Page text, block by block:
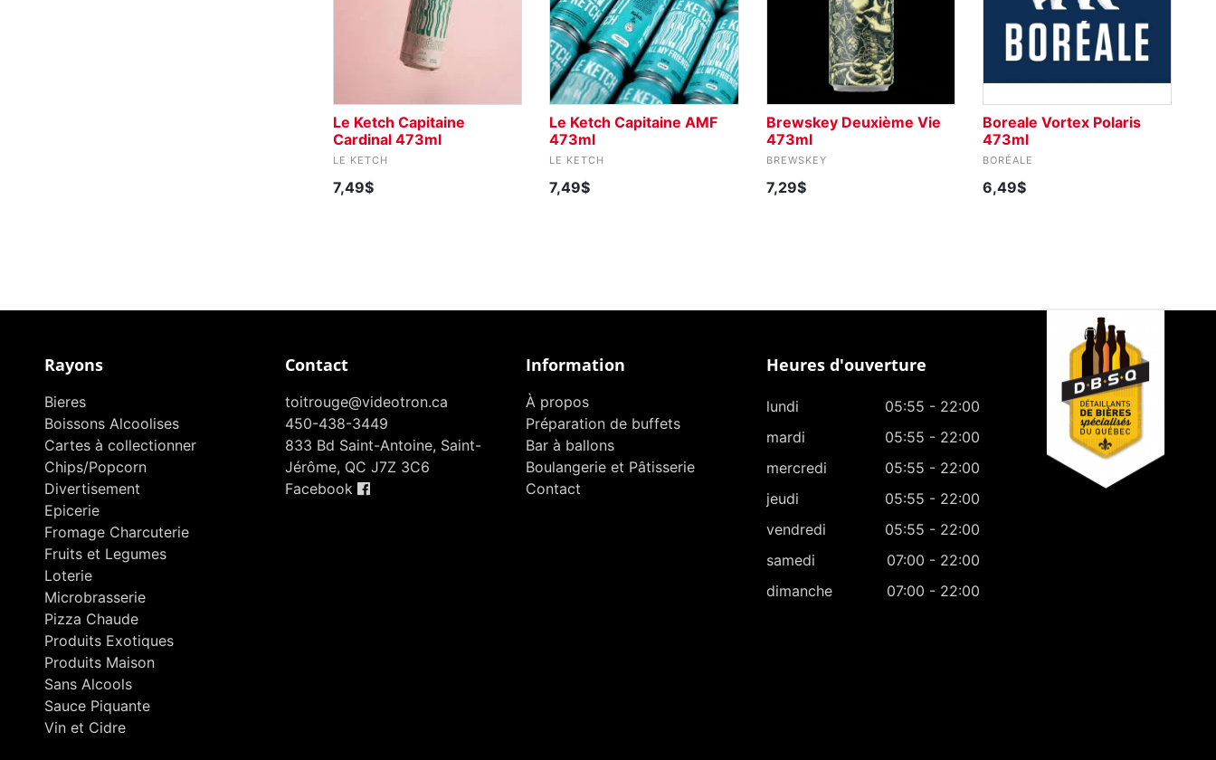
Le Ketch Capitaine
Cardinal 473ml
LE KETCH
7,49$
Le Ketch Capitaine AMF
473ml
LE KETCH
7,49$
Brewskey Deuxième Vie
473ml
BREWSKEY
7,29$
Boreale Vortex Polaris
473ml
BORÉALE
6,49$
Rayons
Bieres
Boissons Alcoolises
Cartes à collectionner
Chips/Popcorn
Divertisement
Epicerie
Fromage Charcuterie
Fruits et Legumes
Loterie
Microbrasserie
Pizza Chaude
Produits Exotiques
Produits Maison
Sans Alcools
Sauce Piquante
Vin et Cidre
Contact
toitrouge@videotron.ca
450-438-3449
833 Bd Saint-Antoine, Saint-
Jérôme, QC J7Z 3C6
Facebook
Information
À propos
Préparation de buffets
Bar à ballons
Boulangerie et Pâtisserie
Contact
Heures d'ouverture
lundi
05:55 - 22:00
mardi
05:55 - 22:00
mercredi
05:55 - 22:00
jeudi
05:55 - 22:00
vendredi
05:55 - 22:00
samedi
07:00 - 22:00
dimanche
07:00 - 22:00